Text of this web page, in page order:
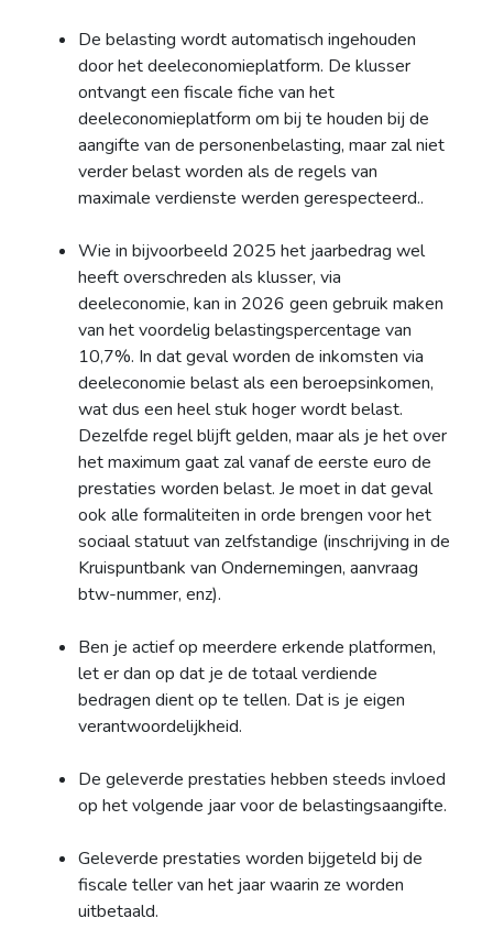
De belasting wordt automatisch ingehouden
door het deeleconomieplatform. De klusser
ontvangt een fiscale fiche van het
deeleconomieplatform om bij te houden bij de
aangifte van de personenbelasting, maar zal niet
verder belast worden als de regels van
maximale verdienste werden gerespecteerd..
Wie in bijvoorbeeld 2025 het jaarbedrag wel
heeft overschreden als klusser, via
deeleconomie, kan in 2026 geen gebruik maken
van het voordelig belastingspercentage van
10,7%. In dat geval worden de inkomsten via
deeleconomie belast als een beroepsinkomen,
wat dus een heel stuk hoger wordt belast.
Dezelfde regel blijft gelden, maar als je het over
het maximum gaat zal vanaf de eerste euro de
prestaties worden belast. Je moet in dat geval
ook alle formaliteiten in orde brengen voor het
sociaal statuut van zelfstandige (inschrijving in de
Kruispuntbank van Ondernemingen, aanvraag
btw-nummer, enz).
Ben je actief op meerdere erkende platformen,
let er dan op dat je de totaal verdiende
bedragen dient op te tellen. Dat is je eigen
verantwoordelijkheid.
De geleverde prestaties hebben steeds invloed
op het volgende jaar voor de belastingsaangifte.
Geleverde prestaties worden bijgeteld bij de
fiscale teller van het jaar waarin ze worden
uitbetaald.